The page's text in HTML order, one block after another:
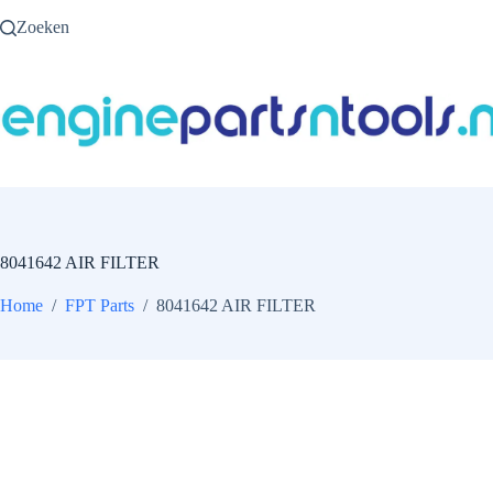
naarZoeken
8041642 AIR FILTER
Home / FPT Parts / 8041642 AIR FILTER